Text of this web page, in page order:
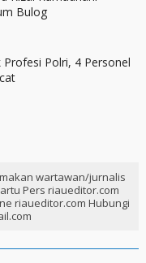
Bulog
Profesi Polri, 4 Personel
wartawan/jurnalis
Pers riaueditor.com
riaueditor.com Hubungi